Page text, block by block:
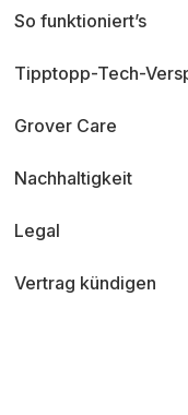
So funktioniert’s
Tipptopp-Tech-
Grover Care
Nachhaltigkeit
Legal
Vertrag kündigen